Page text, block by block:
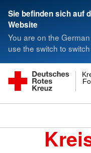
Sie befinden sich auf
Website
You are on the
use the switch to